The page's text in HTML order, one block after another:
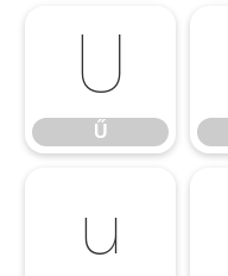
Ű
Ű
ų